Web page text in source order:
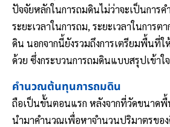
ปัจจัยหลักในการถมดินไม่ว่าจะเป็นกา
ระยะเวลาในการถม, ระยะเวลาในการ
ดิน นอกจากนี้ยังรวมถึงการเตรียมพื้นที่
ด้วย ซึ่งกระบวนการถมดินแบบสรุปเข้าใ
คำนวณต้นทุนการถมดิน
ถือเป็นขั้นตอนแรก หลังจากที่วัดขนาดพื้
นำมาคำนวณเพื่อหาจำนวนปริมาตรขอ